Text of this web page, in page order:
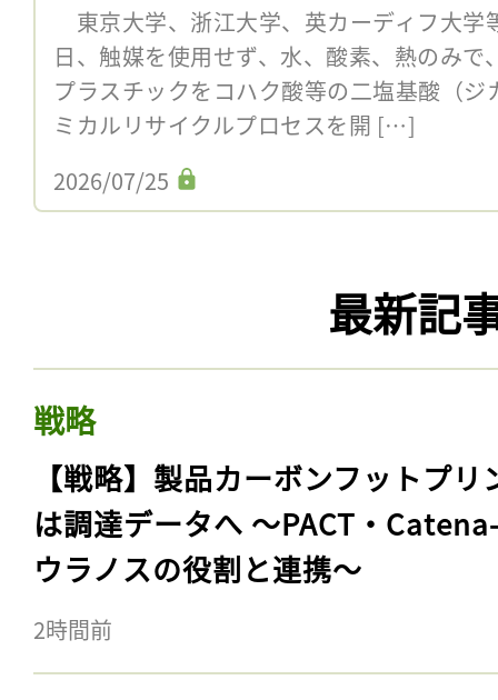
東京大学、浙江大学、英カーディフ大学
日、触媒を使用せず、水、酸素、熱のみ
プラスチックをコハク酸等の二塩基酸（
ミカルリサイクルプロセスを開 […]
2026/07/25
最新記
戦略
【戦略】製品カーボンフットプリ
は調達データへ 〜PACT・
ウラノスの役割と連携〜
2時間前